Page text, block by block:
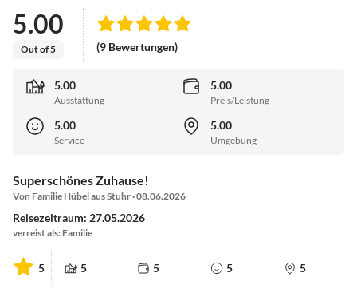
5.00
Out of 5 (9 Bewertungen)
5.00
Ausstattung
5.00
Preis/Leistung
5.00
Service
5.00
Umgebung
Superschönes Zuhause!
Von Familie Hübel aus Stuhr · 08.06.2026
Reisezeitraum: 27.05.2026
verreist als: Familie
5 5 5 5 5